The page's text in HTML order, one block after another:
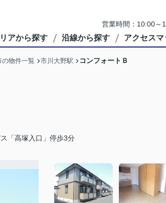
営業時間：10:00～
アから探す 沿線から探す アクセスマ
の物件一覧 市川大野駅 コンフォートＢ
「高塚入口」停歩3分